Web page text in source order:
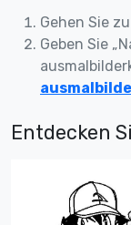
Gehen Sie
Geben Sie
Entdecken